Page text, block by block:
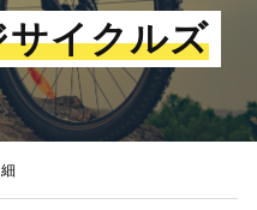
イクルズ